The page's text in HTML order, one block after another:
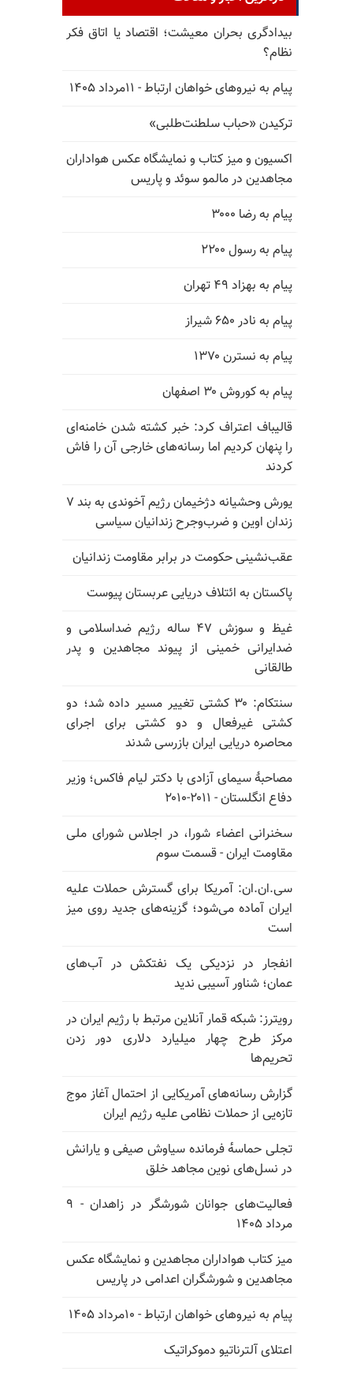
بیدادگری بحران معیشت؛ اقتصاد یا اتاق فکر
نظام؟
پیام به نیروهای خواهان ارتباط - ۱۱مرداد ۱۴۰۵
ترکیدن «حباب سلطنت‌طلبی»
اکسیون و میز کتاب و نمایشگاه عکس هواداران
مجاهدین در مالمو سوئد و پاریس
پیام به رضا ۳۰۰۰
پیام به رسول ۲۲۰۰
پیام به بهزاد ۴۹ تهران
پیام به نادر ۶۵۰ شیراز
پیام به نسترن ۱۳۷۰
پیام به کوروش ۳۰ اصفهان
قالیباف اعتراف کرد: خبر کشته شدن خامنه‌ای
را پنهان کردیم اما رسانه‌های خارجی آن را فاش
کردند
یورش وحشیانه دژخیمان رژیم آخوندی به بند ۷
زندان اوین و ضرب‌وجرح زندانیان سیاسی
عقب‌نشینی حکومت در برابر مقاومت زندانیان
پاکستان به ائتلاف دریایی عربستان پیوست
غیظ و سوزش ۴۷ ساله رژیم ضداسلامی و
ضدایرانی خمینی از پیوند مجاهدین و پدر
طالقانی
سنتکام: ۳۰ کشتی تغییر مسیر داده شد؛ دو
کشتی غیرفعال و دو کشتی برای اجرای
محاصره دریایی ایران بازرسی شدند
مصاحبهٔ سیمای آزادی با دکتر لیام فاکس؛ وزیر
دفاع انگلستان - ۲۰۱۱-۲۰۱۰
سخنرانی اعضاء شورا، در اجلاس شورای ملی
مقاومت ایران - قسمت سوم
سی.ان.ان: آمریکا برای گسترش حملات علیه
ایران آماده می‌شود؛ گزینه‌های جدید روی میز
است
انفجار در نزدیکی یک نفتکش در آب‌های
عمان؛ شناور آسیبی ندید
رویترز: شبکه قمار آنلاین مرتبط با رژیم ایران در
مرکز طرح چهار میلیارد دلاری دور زدن
تحریم‌ها
گزارش رسانه‌های آمریکایی از احتمال آغاز موج
تازه‌یی از حملات نظامی علیه رژیم ایران
تجلی حماسه‌ٔ فرمانده سیاوش صیفی و یارانش
در نسل‌های نوین مجاهد خلق
فعالیت‌های جوانان شورشگر در زاهدان - ۹
مرداد ۱۴۰۵
میز کتاب هواداران مجاهدین و نمایشگاه عکس
مجاهدین و شورشگران اعدامی در پاریس
پیام به نیروهای خواهان ارتباط - ۱۰مرداد ۱۴۰۵
اعتلای آلترناتیو دموکراتیک